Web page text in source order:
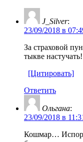
J_Silver:
23/09/2018 в
За страховой
тыкве настучать!
[Цитировать]
Ответить
Ольгана:
23/09/2018 в
Кошмар…